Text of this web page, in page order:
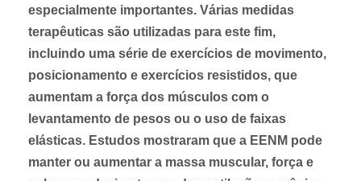
a
o
d
e
p
c
s
i
n
t
e
especialmente importantes. Várias medidas
terapêuticas são utilizadas para este fim,
incluindo uma série de exercícios de movimento,
posicionamento e exercícios resistidos, que
aumentam a força dos músculos com o
levantamento de pesos ou o uso de faixas
elásticas. Estudos mostraram que a EENM pode
manter ou aumentar a massa muscular, força e